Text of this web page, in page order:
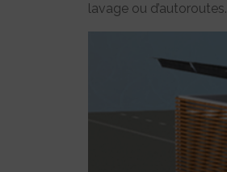
lavage ou d’autoroutes.